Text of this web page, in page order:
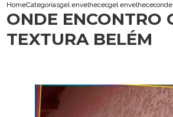
HomeCategoriasgel envelhecedorgel envelhecedor
ONDE ENCONTRO
TEXTURA BELÉM